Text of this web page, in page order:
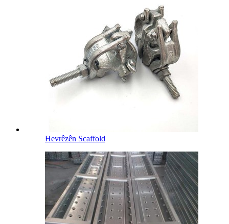
Hevrêzên Scaffold